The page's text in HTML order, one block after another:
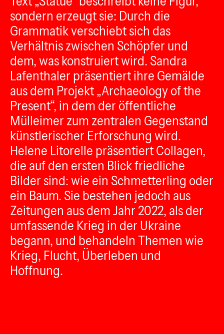
sondern erzeugt sie: Durch die
Grammatik verschiebt sich das
Verhältnis zwischen Schöpfer und
dem, was konstruiert wird. Sandra
Lafenthaler präsentiert ihre Gemälde
aus dem Projekt „Archaeology of the
Present“, in dem der öffentliche
Mülleimer zum zentralen Gegenstand
künstlerischer Erforschung wird.
Helene Litorelle präsentiert Collagen,
die auf den ersten Blick friedliche
Bilder sind: wie ein Schmetterling oder
ein Baum. Sie bestehen jedoch aus
Zeitungen aus dem Jahr 2022, als der
umfassende Krieg in der Ukraine
begann, und behandeln Themen wie
Krieg, Flucht, Überleben und
Hoffnung.